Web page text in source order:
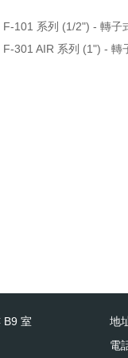
F-101 系列 (1/2") - 轉子
F-301 AIR 系列 (1") - 轉
B9 室
地
電